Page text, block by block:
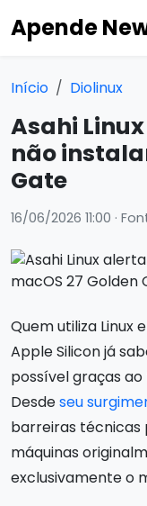
Apende
Início Diolinux
Asahi
não
Gate
16/06/2026 11:00 ·
Quem utiliza Linux
Apple Silicon já
possível graças
Desdeseu
barreiras técnicas
máquinas
exclusivamente o